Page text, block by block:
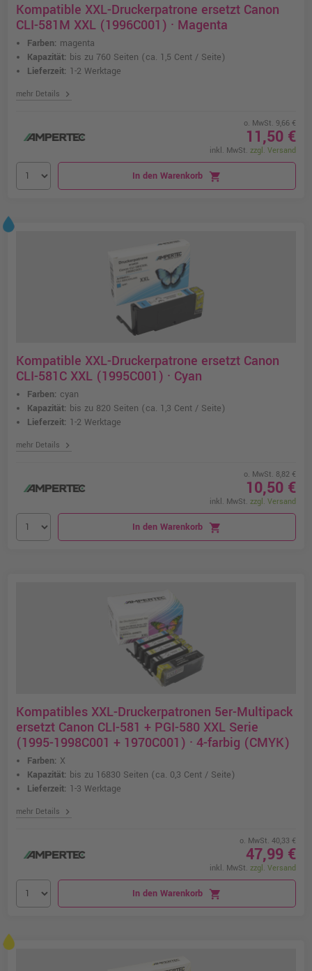
Kompatible XXL-Druckerpatrone ersetzt Canon
CLI-581M XXL (1996C001) · Magenta
Farben: magenta
Kapazität: bis zu 760 Seiten (ca. 1,5 Cent / Seite)
Lieferzeit: 1-2 Werktage
mehr Details chevron_right
o. MwSt. 9,66 €
11,50 €
inkl. MwSt. zzgl. Versand
In den Warenkorb shopping_cart
Kompatible XXL-Druckerpatrone ersetzt Canon
CLI-581C XXL (1995C001) · Cyan
Farben: cyan
Kapazität: bis zu 820 Seiten (ca. 1,3 Cent / Seite)
Lieferzeit: 1-2 Werktage
mehr Details chevron_right
o. MwSt. 8,82 €
10,50 €
inkl. MwSt. zzgl. Versand
In den Warenkorb shopping_cart
Kompatibles XXL-Druckerpatronen 5er-Multipack
ersetzt Canon CLI-581 + PGI-580 XXL Serie
(1995-1998C001 + 1970C001) · 4-farbig (CMYK)
Farben: X
Kapazität: bis zu 16830 Seiten (ca. 0,3 Cent / Seite)
Lieferzeit: 1-3 Werktage
mehr Details chevron_right
o. MwSt. 40,33 €
47,99 €
inkl. MwSt. zzgl. Versand
In den Warenkorb shopping_cart